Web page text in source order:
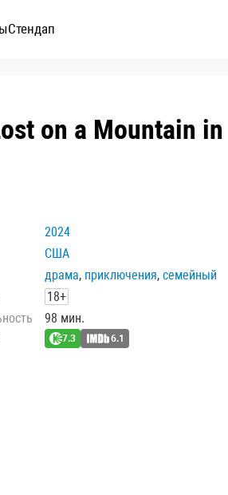
Стендап
on a Mountain
2024
США
драма, приключения, семейный
18+
98 мин.
7.3 6.1